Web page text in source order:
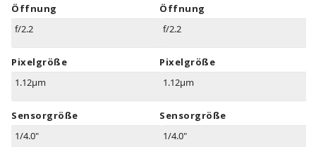
Öffnung
f/2.2
Pixelgröße
1.12µm
Sensorgröße
1/4.0"
Öffnung
f/2.2
Pixelgröße
1.12µm
Sensorgröße
1/4.0"